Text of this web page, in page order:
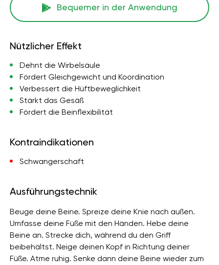
Bequemer in der Anwendung
Nützlicher Effekt
Dehnt die Wirbelsäule
Fördert Gleichgewicht und Koordination
Verbessert die Hüftbeweglichkeit
Stärkt das Gesäß
Fördert die Beinflexibilität
Kontraindikationen
Schwangerschaft
Ausführungstechnik
Beuge deine Beine. Spreize deine Knie nach außen.
Umfasse deine Füße mit den Händen. Hebe deine
Beine an. Strecke dich, während du den Griff
beibehältst. Neige deinen Kopf in Richtung deiner
Füße. Atme ruhig. Senke dann deine Beine wieder zum